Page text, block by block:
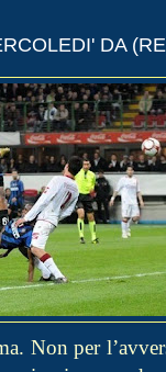
DA
Non per